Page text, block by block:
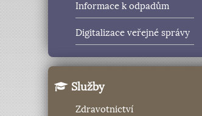
Informace k odpadům
Digitalizace veřejné správy
Služby
Zdravotnictví